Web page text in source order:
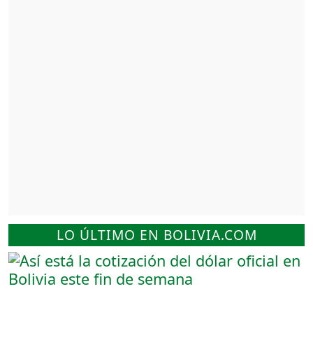
LO ÚLTIMO EN BOLIVIA.COM